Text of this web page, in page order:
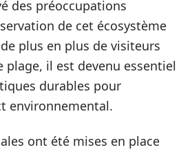
des préoccupations
de cet écosystème
plus en plus de visiteurs
plage, il est devenu essentiel
durables pour
environnemental.
ont été mises en place